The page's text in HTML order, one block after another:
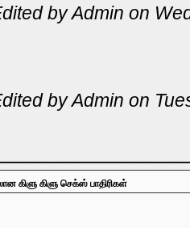
by Admin on
by Admin on
கிளு கிளு செக்ஸ் பாதிரிகள்